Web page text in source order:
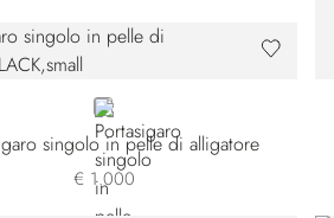
BLACK
singolo in pelle di alligatore
€ 1.000